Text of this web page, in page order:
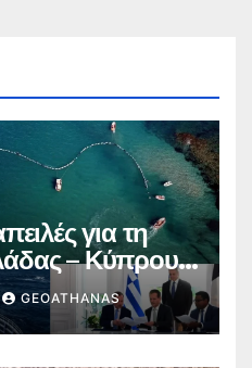
για τη
– Κύπρου –
GEOATHANAS